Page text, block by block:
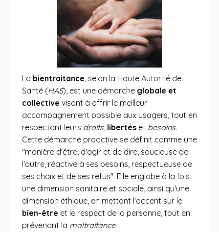
La bientraitance, selon la Haute Autorité de
Santé (HAS), est une démarche globale et
collective visant à offrir le meilleur
accompagnement possible aux usagers, tout en
respectant leurs droits, libertés et besoins.
Cette démarche proactive se définit comme une
"manière d'être, d'agir et de dire, soucieuse de
l'autre, réactive à ses besoins, respectueuse de
ses choix et de ses refus". Elle englobe à la fois
une dimension sanitaire et sociale, ainsi qu'une
dimension éthique, en mettant l'accent sur le
bien-être et le respect de la personne, tout en
prévenant la maltraitance.